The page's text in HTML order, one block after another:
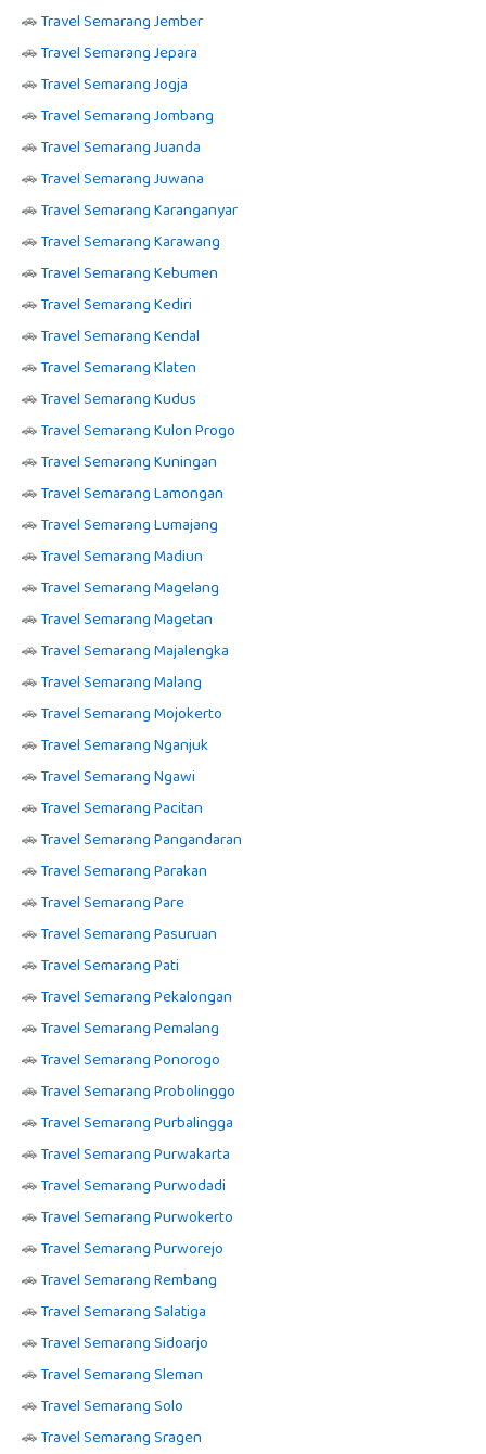
🚗Travel Semarang Jember
🚗Travel Semarang Jepara
🚗Travel Semarang Jogja
🚗Travel Semarang Jombang
🚗Travel Semarang Juanda
🚗Travel Semarang Juwana
🚗Travel Semarang Karanganyar
🚗Travel Semarang Karawang
🚗Travel Semarang Kebumen
🚗Travel Semarang Kediri
🚗Travel Semarang Kendal
🚗Travel Semarang Klaten
🚗Travel Semarang Kudus
🚗Travel Semarang Kulon Progo
🚗Travel Semarang Kuningan
🚗Travel Semarang Lamongan
🚗Travel Semarang Lumajang
🚗Travel Semarang Madiun
🚗Travel Semarang Magelang
🚗Travel Semarang Magetan
🚗Travel Semarang Majalengka
🚗Travel Semarang Malang
🚗Travel Semarang Mojokerto
🚗Travel Semarang Nganjuk
🚗Travel Semarang Ngawi
🚗Travel Semarang Pacitan
🚗Travel Semarang Pangandaran
🚗Travel Semarang Parakan
🚗Travel Semarang Pare
🚗Travel Semarang Pasuruan
🚗Travel Semarang Pati
🚗Travel Semarang Pekalongan
🚗Travel Semarang Pemalang
🚗Travel Semarang Ponorogo
🚗Travel Semarang Probolinggo
🚗Travel Semarang Purbalingga
🚗Travel Semarang Purwakarta
🚗Travel Semarang Purwodadi
🚗Travel Semarang Purwokerto
🚗Travel Semarang Purworejo
🚗Travel Semarang Rembang
🚗Travel Semarang Salatiga
🚗Travel Semarang Sidoarjo
🚗Travel Semarang Sleman
🚗Travel Semarang Solo
🚗Travel Semarang Sragen